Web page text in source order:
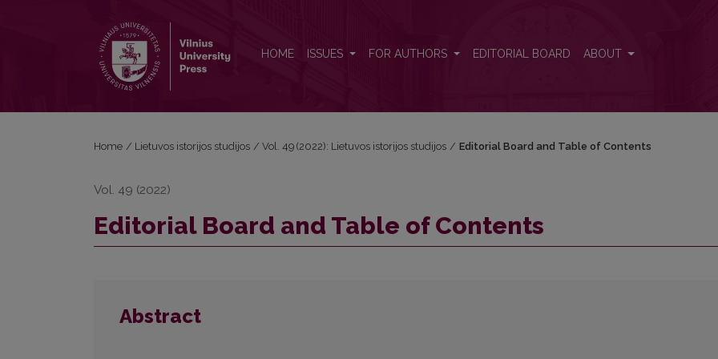
HOME ISSUES FOR AUTHORS EDITORIAL BOARD ABOUT
Home / Lietuvos istorijos studijos / Vol. 49 (2022): Lietuvos istorijos studijos / Editorial Board and Table of Contents
Vol. 49 (2022)
Editorial Board and Table of Contents
Abstract